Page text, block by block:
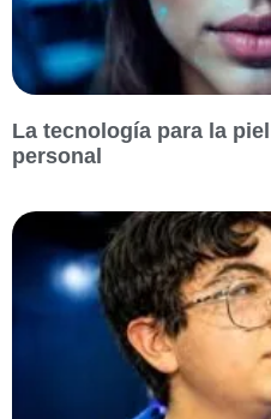
La tecnología para la
personal